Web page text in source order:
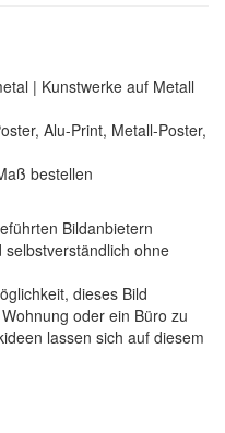
| Kunstwerke auf Metall
Alu-Print, Metall-Poster,
bestellen
Bildanbietern
ohne
dieses Bild
oder ein Büro zu
lassen sich auf diesem